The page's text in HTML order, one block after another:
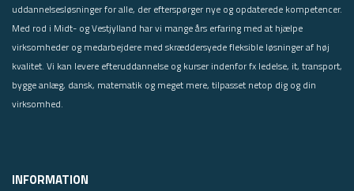
uddannelsesløsninger for alle, der efterspørger nye og opdaterede kompetencer.
Med rod i Midt- og Vestjylland har vi mange års erfaring med at hjælpe
virksomheder og medarbejdere med skræddersyede fleksible løsninger af høj
kvalitet. Vi kan levere efteruddannelse og kurser indenfor fx ledelse, it, transport,
bygge anlæg, dansk, matematik og meget mere, tilpasset netop dig og din
virksomhed.
INFORMATION